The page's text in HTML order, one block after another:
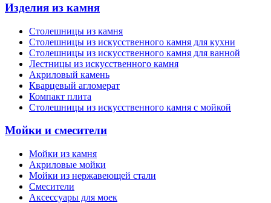
Изделия из камня
Столешницы из камня
Cтолешницы из искусственного камня для кухни
Cтолешницы из искусственного камня для ванной
Лестницы из искусственного камня
Акриловый камень
Кварцевый агломерат
Компакт плита
Столешницы из искусственного камня с мойкой
Мойки и смесители
Мойки из камня
Акриловые мойки
Мойки из нержавеющей стали
Смесители
Аксессуары для моек